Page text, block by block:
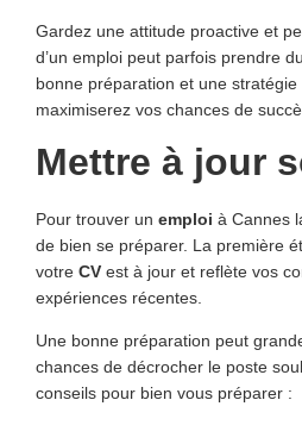
Gardez une attitude proactive et
d’un emploi peut parfois prendre
bonne préparation et une
maximiserez vos chances de
Mettre à jour
Pour trouver un emploi à Cannes
de bien se préparer. La première
votre CV est à jour et reflète vos
expériences récentes.
Une bonne préparation peut
chances de décrocher le poste
conseils pour bien vous préparer :